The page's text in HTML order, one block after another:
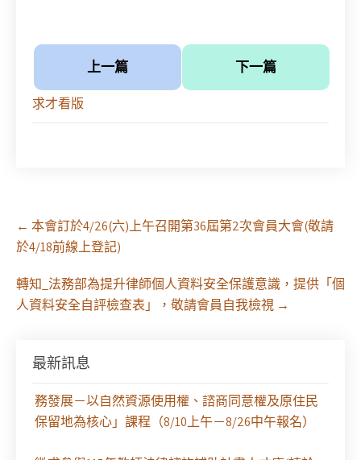
上一篇 下一篇
求才看版
Post
navigation
← 本會訂於4/26(六)上午召開第36屆第2次會員大會(敬請
於4/18前線上登記)
轉知_法務部為提升律師個人資料安全保護意識，提供「個
人資料安全自評檢查表」，敬請會員自我檢視 →
最新訊息
【課程報名】全律會與台北律師公會等單位定於8月
務發展－以自然資源使用權、諮商同意權及原住民
保留地為核心」課程（8/10上午－8/26中午報名）